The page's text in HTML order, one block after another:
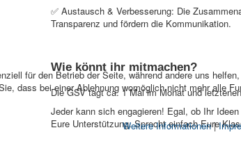
✅ Austausch & Verbesserung: Die
Transparenz und fördern die Kommunikation.
Wie könnt ihr mitmachen?
Die GSV tagt ca. 1 Mal im Monat und
Jeder kann sich engagieren! Egal, ob Ihr
Eure Unterstützung. Sprecht einfach Eure
für den Betrieb der Seite, während andere uns
dass bei einer Ablehnung womöglich nicht mehr alle
Weitere Informationen|